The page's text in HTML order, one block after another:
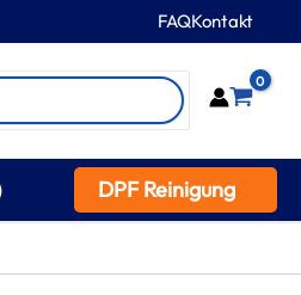
FAQKontakt
0
DPF Reinigung